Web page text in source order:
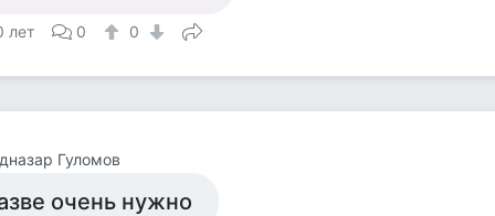
лет 0 0
Гуломов
очень нужно